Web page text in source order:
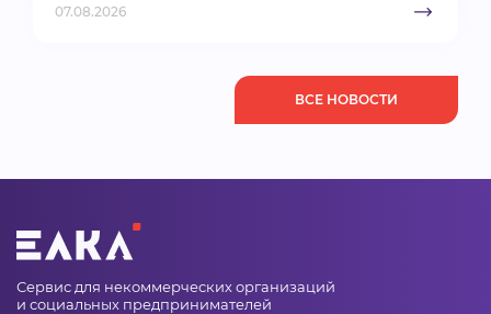
07.08.2026
ВСЕ НОВОСТИ
Сервис для некоммерческих организаций
и социальных предпринимателей